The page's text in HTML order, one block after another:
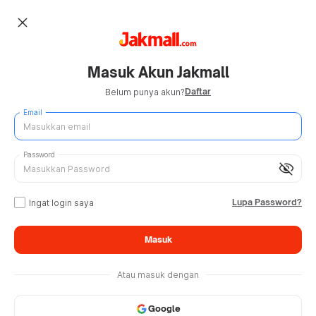
close
Masuk Akun Jakmall
Belum punya akun?Daftar
Email
visibility_off
Password
Ingat login saya Lupa Password?
Masuk
Atau masuk dengan
Google